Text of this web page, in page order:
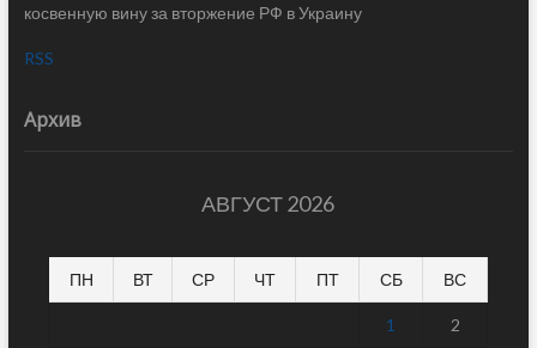
косвенную вину за вторжение РФ в Украину
RSS
Архив
АВГУСТ 2026
ПН ВТ СР ЧТ ПТ СБ ВС
1 2